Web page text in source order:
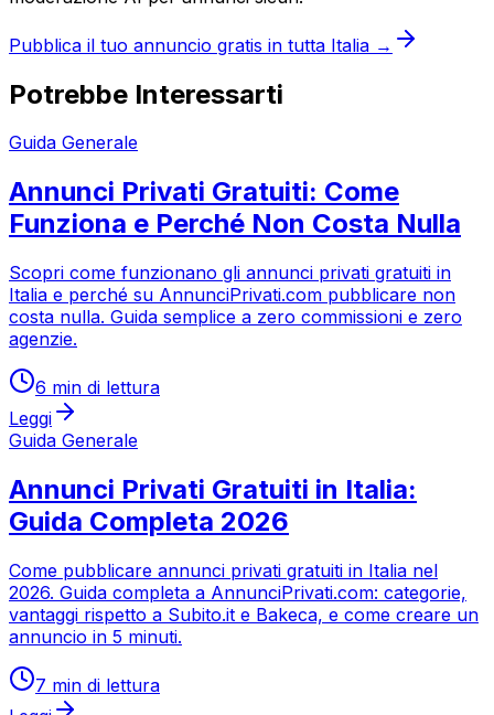
Pubblica il tuo annuncio gratis in tutta Italia →
Potrebbe Interessarti
Guida Generale
Annunci Privati Gratuiti: Come
Funziona e Perché Non Costa Nulla
Scopri come funzionano gli annunci privati gratuiti in
Italia e perché su AnnunciPrivati.com pubblicare non
costa nulla. Guida semplice a zero commissioni e zero
agenzie.
6 min di lettura
Leggi
Guida Generale
Annunci Privati Gratuiti in Italia:
Guida Completa 2026
Come pubblicare annunci privati gratuiti in Italia nel
2026. Guida completa a AnnunciPrivati.com: categorie,
vantaggi rispetto a Subito.it e Bakeca, e come creare un
annuncio in 5 minuti.
7 min di lettura